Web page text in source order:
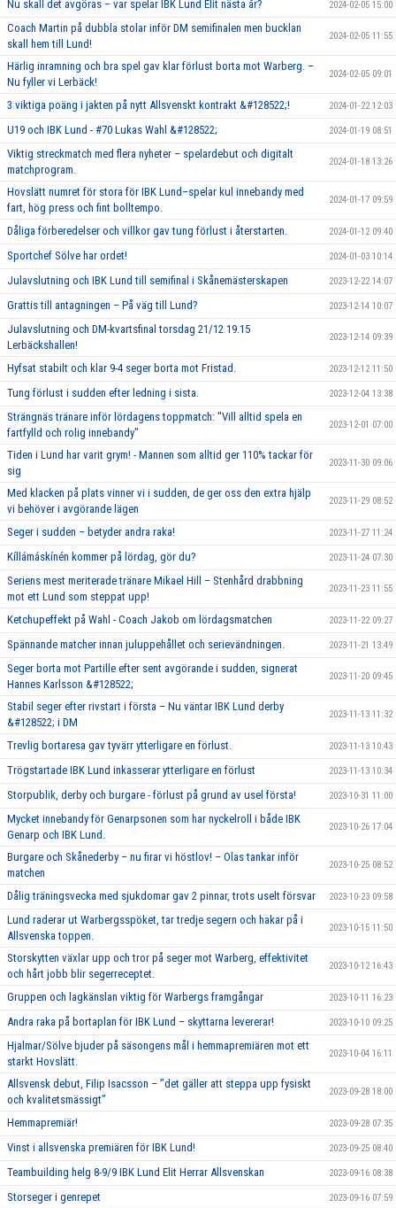
Nu skall det avgöras – var spelar IBK Lund Elit nästa år? 2024-02-05 15:00
Coach Martin på dubbla stolar inför DM semifinalen men bucklan
skall hem till Lund!
2024-02-05 11:55
Härlig inramning och bra spel gav klar förlust borta mot Warberg. –
Nu fyller vi Lerbäck!
2024-02-05 09:01
3 viktiga poäng i jakten på nytt Allsvenskt kontrakt &#128522;! 2024-01-22 12:03
U19 och IBK Lund - #70 Lukas Wahl &#128522; 2024-01-19 08:51
Viktig streckmatch med flera nyheter – spelardebut och digitalt
matchprogram.
2024-01-18 13:26
Hovslätt numret för stora för IBK Lund–spelar kul innebandy med
fart, hög press och fint bolltempo.
2024-01-17 09:59
Dåliga förberedelser och villkor gav tung förlust i återstarten. 2024-01-12 09:40
Sportchef Sölve har ordet! 2024-01-03 10:14
Julavslutning och IBK Lund till semifinal i Skånemästerskapen 2023-12-22 14:07
Grattis till antagningen – På väg till Lund? 2023-12-14 10:07
Julavslutning och DM-kvartsfinal torsdag 21/12 19.15
Lerbäckshallen!
2023-12-14 09:39
Hyfsat stabilt och klar 9-4 seger borta mot Fristad. 2023-12-12 11:50
Tung förlust i sudden efter ledning i sista. 2023-12-04 13:38
Strängnäs tränare inför lördagens toppmatch: "Vill alltid spela en
fartfylld och rolig innebandy"
2023-12-01 07:00
Tiden i Lund har varit grym! - Mannen som alltid ger 110% tackar för
sig
2023-11-30 09:06
Med klacken på plats vinner vi i sudden, de ger oss den extra hjälp
vi behöver i avgörande lägen
2023-11-29 08:52
Seger i sudden – betyder andra raka! 2023-11-27 11:24
Kíllámáskínén kommer på lördag, gör du? 2023-11-24 07:30
Seriens mest meriterade tränare Mikael Hill – Stenhård drabbning
mot ett Lund som steppat upp!
2023-11-23 11:55
Ketchupeffekt på Wahl - Coach Jakob om lördagsmatchen 2023-11-22 09:27
Spännande matcher innan juluppehållet och serievändningen. 2023-11-21 13:49
Seger borta mot Partille efter sent avgörande i sudden, signerat
Hannes Karlsson &#128522;
2023-11-20 09:45
Stabil seger efter rivstart i första – Nu väntar IBK Lund derby
&#128522; i DM
2023-11-13 11:32
Trevlig bortaresa gav tyvärr ytterligare en förlust. 2023-11-13 10:43
Trögstartade IBK Lund inkasserar ytterligare en förlust 2023-11-13 10:34
Storpublik, derby och burgare - förlust på grund av usel första! 2023-10-31 11:00
Mycket innebandy för Genarpsonen som har nyckelroll i både IBK
Genarp och IBK Lund.
2023-10-26 17:04
Burgare och Skånederby – nu firar vi höstlov! – Olas tankar inför
matchen
2023-10-25 08:52
Dålig träningsvecka med sjukdomar gav 2 pinnar, trots uselt försvar 2023-10-23 09:58
Lund raderar ut Warbergsspöket, tar tredje segern och hakar på i
Allsvenska toppen.
2023-10-15 11:50
Storskytten växlar upp och tror på seger mot Warberg, effektivitet
och hårt jobb blir segerreceptet.
2023-10-12 16:43
Gruppen och lagkänslan viktig för Warbergs framgångar 2023-10-11 16:23
Andra raka på bortaplan för IBK Lund – skyttarna levererar! 2023-10-10 09:25
Hjalmar/Sölve bjuder på säsongens mål i hemmapremiären mot ett
starkt Hovslätt.
2023-10-04 16:11
Allsvensk debut, Filip Isacsson – ’’det gäller att steppa upp fysiskt
och kvalitetsmässigt’’
2023-09-28 18:00
Hemmapremiär! 2023-09-28 07:35
Vinst i allsvenska premiären för IBK Lund! 2023-09-25 08:40
Teambuilding helg 8-9/9 IBK Lund Elit Herrar Allsvenskan 2023-09-16 08:38
Storseger i genrepet 2023-09-16 07:59